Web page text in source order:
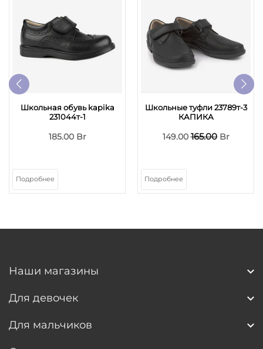
Школьная обувь kapika
231044т-1
185.00 Br
Подробнее
Школьные туфли 23789т-3
КАПИКА
149.00165.00Br
Подробнее
Наши магазины
Для девочек
Для мальчиков